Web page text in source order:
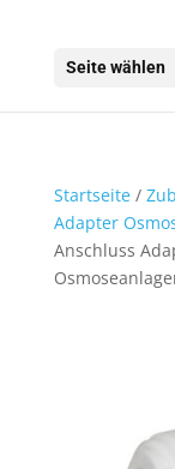
Seite wählen
Startseite/
Adapter
Anschluss